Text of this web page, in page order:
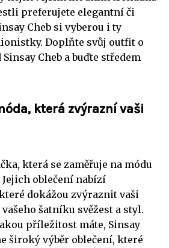
preferujete elegantní či
Cheb si vyberou i ty
Doplňte svůj outfit o
Cheb a buďte středem
která zvýrazní vaši
která se zaměřuje na módu
oblečení nabízí
dokážou zvýraznit vaši
šatníku svěžest a styl.
příležitost máte, Sinsay
široký výběr oblečení, které